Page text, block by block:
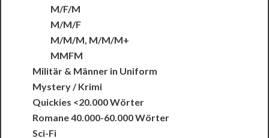
M/F/M
M/M/F
M/M/M, M/M/M+
MMFM
Militär & Männer in Uniform
Mystery / Krimi
Quickies <20.000 Wörter
Romane 40.000-60.000 Wörter
Sci-Fi